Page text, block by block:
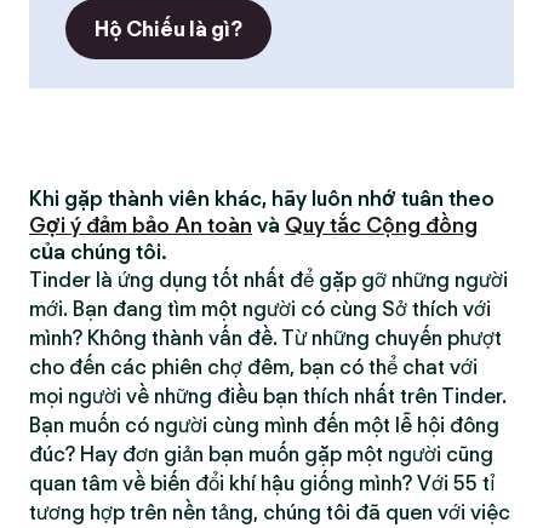
Hộ Chiếu là gì?
Khi gặp thành viên khác, hãy luôn nhớ tuân theo
Gợi ý đảm bảo An toàn và Quy tắc Cộng đồng
của chúng tôi.
Tinder là ứng dụng tốt nhất để gặp gỡ những người
mới. Bạn đang tìm một người có cùng Sở thích với
mình? Không thành vấn đề. Từ những chuyến phượt
cho đến các phiên chợ đêm, bạn có thể chat với
mọi người về những điều bạn thích nhất trên Tinder.
Bạn muốn có người cùng mình đến một lễ hội đông
đúc? Hay đơn giản bạn muốn gặp một người cũng
quan tâm về biến đổi khí hậu giống mình? Với 55 tỉ
tương hợp trên nền tảng, chúng tôi đã quen với việc